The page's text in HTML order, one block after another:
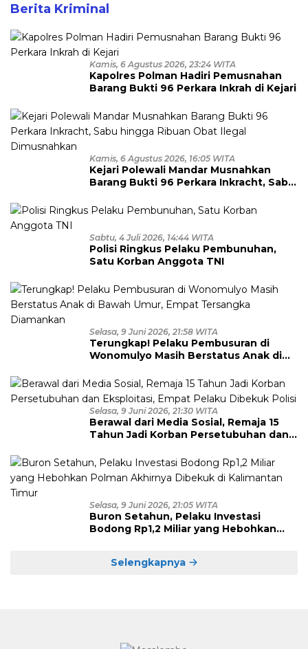
Berita Kriminal
Kamis, 6 Agustus 2026, 23:24 WITA
Kapolres Polman Hadiri Pemusnahan
Barang Bukti 96 Perkara Inkrah di Kejari
Kamis, 6 Agustus 2026, 16:05 WITA
Kejari Polewali Mandar Musnahkan
Barang Bukti 96 Perkara Inkracht, Sabu
Dimusnahkan
Sabtu, 4 Juli 2026, 14:44 WITA
Polisi Ringkus Pelaku Pembunuhan,
Satu Korban Anggota TNI
Selasa, 9 Juni 2026, 21:58 WITA
Terungkap! Pelaku Pembusuran di
Wonomulyo Masih Berstatus Anak di
Diamankan
Selasa, 9 Juni 2026, 21:30 WITA
Berawal dari Media Sosial, Remaja 15
Tahun Jadi Korban Persetubuhan dan
Polisi
Selasa, 9 Juni 2026, 21:05 WITA
Buron Setahun, Pelaku Investasi
Bodong Rp1,2 Miliar yang Hebohkan
Selengkapnya